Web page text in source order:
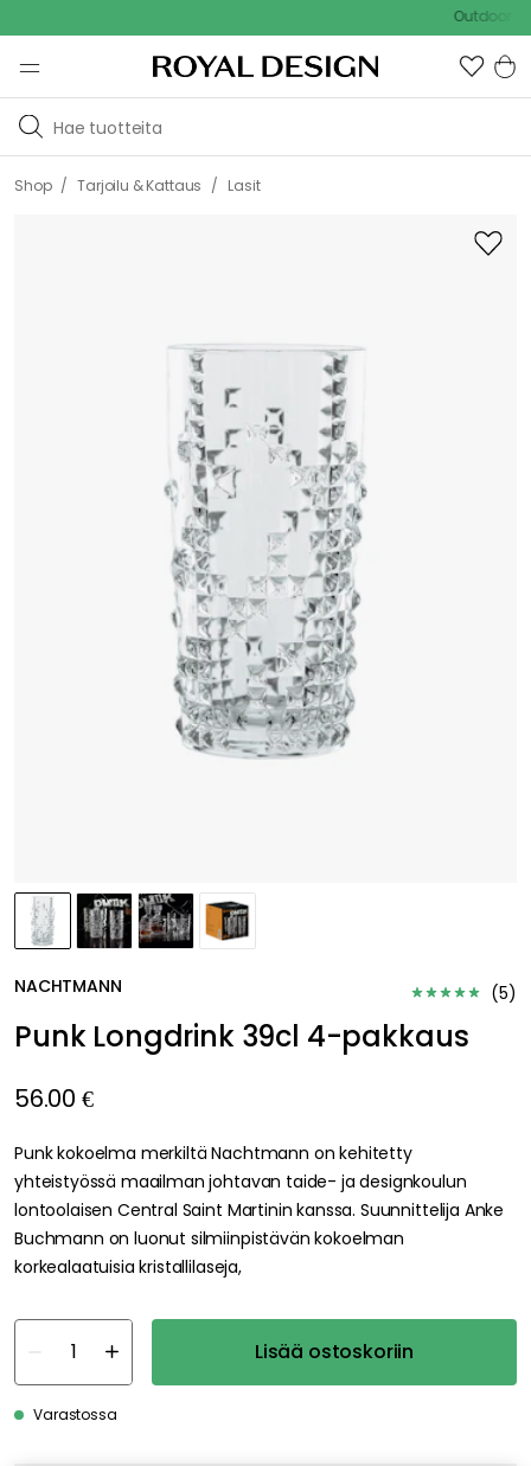
Outdoor Sale
Shop / Tarjoilu & Kattaus / Lasit
NACHTMANN (5)
Punk Longdrink 39cl 4-pakkaus
56.00 €
Punk kokoelma merkiltä Nachtmann on kehitetty
yhteistyössä maailman johtavan taide- ja designkoulun
lontoolaisen Central Saint Martinin kanssa. Suunnittelija Anke
Buchmann on luonut silmiinpistävän kokoelman
korkealaatuisia kristallilaseja,
Lisää ostoskoriin
Varastossa